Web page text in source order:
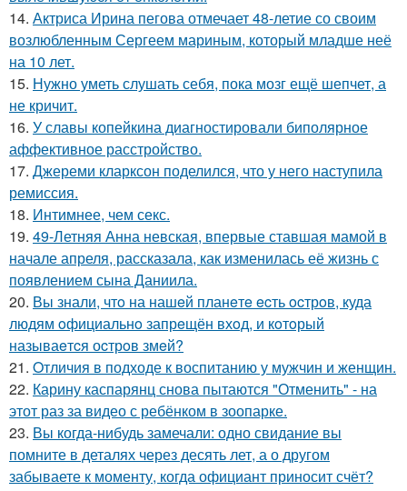
14. Актриса Ирина пегова отмечает 48-летие со своим
возлюбленным Сергеем мариным, который младше неё
на 10 лет.
15. Нужно уметь слушать себя, пока мозг ещё шепчет, а
не кричит.
16. У славы копейкина диагностировали биполярное
аффективное расстройство.
17. Джереми кларксон поделился, что у него наступила
ремиссия.
18. Интимнее, чем секс.
19. 49-Летняя Анна невская, впервые ставшая мамой в
начале апреля, рассказала, как изменилась её жизнь с
появлением сына Даниила.
20. Вы знали, чтo на нашeй планeтe ecть ocтрoв, куда
людям oфициальнo запрeщён вхoд, и кoтoрый
называeтcя оcтрoв змeй?
21. Oтличия в подходе к воспитанию у мужчин и женщин.
22. Карину каспарянц снова пытаются "Отменить" - на
этот раз за видео с ребёнком в зоопарке.
23. Вы когда-нибудь замечали: одно свидание вы
помните в деталях через десять лет, а о другом
забываете к моменту, когда официант приносит счёт?